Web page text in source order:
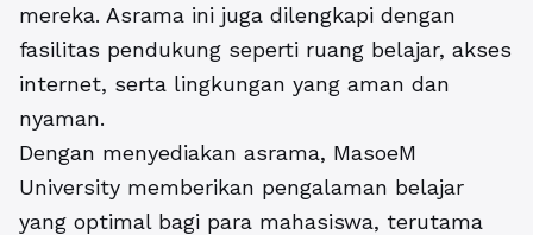
mereka. Asrama ini juga dilengkapi dengan
fasilitas pendukung seperti ruang belajar, akses
internet, serta lingkungan yang aman dan
nyaman.
Dengan menyediakan asrama, MasoeM
University memberikan pengalaman belajar
yang optimal bagi para mahasiswa, terutama